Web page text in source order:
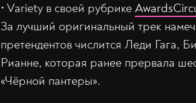
•‎ Variety в своей рубрике
За лучший оригинальный трек
претендентов числится Леди Гага,
Рианне, которая ранее прервала
«Чёрной пантеры».